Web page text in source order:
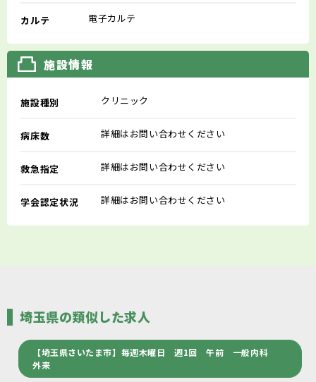
カルテ 電子カルテ
施設情報
施設種別 クリニック
病床数 詳細はお問い合わせください
救急指定 詳細はお問い合わせください
学会認定状況 詳細はお問い合わせください
埼玉県の類似した求人
【埼玉県さいたま市】毎週木曜日 週1回 午前 一般内科
外来